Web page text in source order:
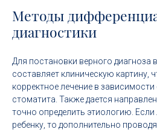
Методы
диагностики
Для постановки верного диагноза
составляет клиническую картину,
корректное лечение в зависимости
стоматита. Также дается
точно определить этиологию. Если
ребенку, то дополнительно